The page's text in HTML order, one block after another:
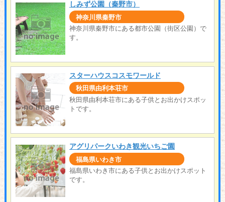
しみず公園（秦野市）
神奈川県秦野市
神奈川県秦野市にある都市公園（街区公園）で
す。
スターハウスコスモワールド
秋田県由利本荘市
秋田県由利本荘市にある子供とお出かけスポッ
トです。
アグリパークいわき観光いちご園
福島県いわき市
福島県いわき市にある子供とお出かけスポット
です。